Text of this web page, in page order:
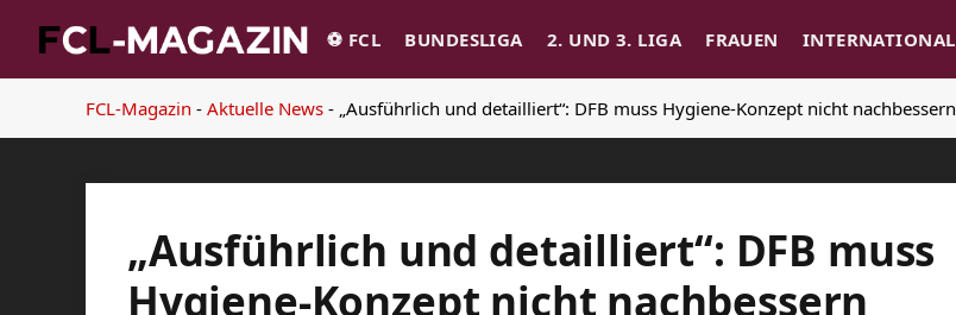
⚽️ FCL BUNDESLIGA 2. UND 3. LIGA FRAUEN INTERNATIONAL
FCL-Magazin - Aktuelle News - „Ausführlich und detailliert“: DFB muss Hygiene-Konzept nicht nachbessern
„Ausführlich und detailliert“: DFB muss
Hygiene-Konzept nicht nachbessern